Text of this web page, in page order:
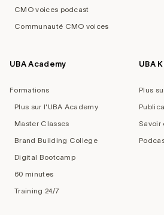
CMO voices podcast
Communauté CMO voices
UBA Academy
Formations
Plus sur l'UBA Academy
Master Classes
Brand Building College
Digital Bootcamp
60 minutes
Training 24/7
UBA
Plus
Savoir